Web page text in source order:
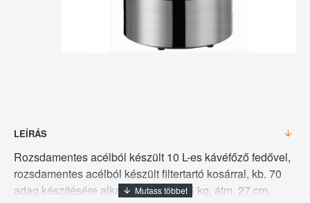
LEÍRÁS
Rozsdamentes acélból készült 10 L-es kávéfőző fedővel,
rozsdamentes acélból készült filtertartó kosárral, kb. 70
adag készítésére alkalmas, súlya 5,5 kg, átm. 27 cm,